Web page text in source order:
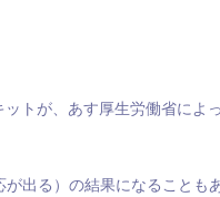
トが、あす厚生労働省によ
出る）の結果になることも